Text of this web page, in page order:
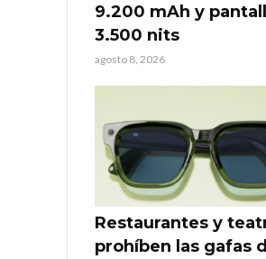
9.200 mAh y
3.500 nits
agosto 8, 2026
Restaurantes y
prohíben las gafas